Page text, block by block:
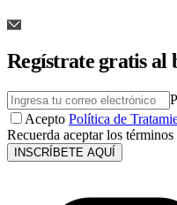
Regístrate gratis al
Acepto Política de
Recuerda aceptar los
INSCRÍBETE AQUÍ